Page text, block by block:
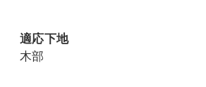
適応下地
木部